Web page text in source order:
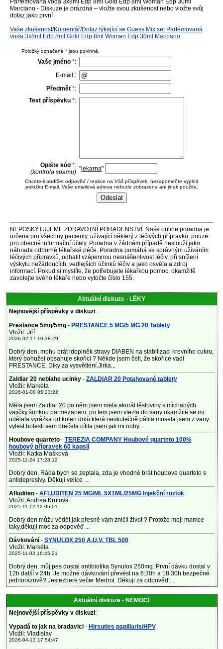
Parfémovaná voda 3x8ml Edp 8ml Gold Edp 8ml Woman Edp 30ml
Marciano - Diskuze je prázdná – vložte svou zkušenost nebo vložte svůj
dotaz jako první
Vaše zkušenost/Komentář/Dotaz týkající se Guess Mix set Parfémovaná
voda 3x8ml Edp 8ml Gold Edp 8ml Woman Edp 30ml Marciano
Položky označené * jsou povinné.
Vaše jméno *:
E-mail :
Předmět *:
Text příspěvku *:
Opište kód *:
(kontrola spamu) " lekarna"
Chcete-li obdržet odpověď / reakce na Váš příspěvek, nezapomeňte vyplnit
položku E-mail. Vaše emailová adresa nebude zobrazena ani jinak použita.
NEPOSKYTUJEME ZDRAVOTNÍ PORADENSTVÍ. Naše online poradna je
určena pro všechny pacienty, užívající některý z léčivých přípravků, pouze
pro obecné informační účely. Poradna v žádném případě neslouží jako
náhrada odborné lékařské péče. Poradna pomáhá se správným užíváním
léčivých přípravků, odhalit vzájemnou nesnášenlivost léčiv, při snížení
výskytu nežádoucích, vedlejších účinků léčiv a jako osvěta a zdroj
informací. Pokud si myslíte, že potřebujete lékařkou pomoc, okamžitě
zavolejte svého lékaře nebo vytočte číslo 155.
Aktuální diskuze - LÉKY
Nejnovější příspěvky v diskuzi:
Prestance 5mg/5mg- PRESTANCE 5 MG/5 MG 20 Tablety
Vložil: Jiří
2026-02-17 10:38:29
Dobrý den, mohu brát idoplněk stravy DIABEN na stabilizaci krevního cukru,
který bohužel obsahuje skořici ? Někde jsem četl, že skořice vadí
PRESTANCE. Díky za vysvětlení.Jirka...
Zaldiar 20 neblahe ucinky- ZALDIAR 20 Potahované tablety
Vložil: Markéta
2026-01-08 05:23:22
Měla jsem Zaldiar 20 po něm jsem mela akorát těstoviny s míchaných
vajíčky šunkou parmezanem, po tem jsem vlezla do vany okamžitě se mi
udělala vyrážka od kolen dolů která neskutečně pálila musela jsem z vany
vylest bolesti sem brečela cítila jsem jak mi nohy...
Houbove quarteto- TEREZIA COMPANY Houbové quarteto 100%
houbový přípravek 60 kapslí
Vložil: Katka Mašková
2025-11-24 17:28:12
Dobrý den, Ráda bych se zeptala, zda je vhodné brát houbove quarteto s
antidepresivy. Děkuji velice ...
Afluditen- AFLUDITEN 25 MG/ML 5X1ML/25MG Injekční roztok
Vložil: Andrea Krulová
2025-11-12 12:05:01
Dobrý den můžu vědět jak přesně vám zničil život ? Protože mojí mamce
taky,děkuji moc za odpověď ...
Dávkování - SYNULOX 250 A.U.V. TBL 500
Vložil: Markéta
2025-11-02 16:45:21
Dobrý den, můj pes dostal antibiotika Synulox 250mg. První dávku dostal v
12h další v 24h. Je možné dávkování převést na 6:30h a 18:30h bezpečné
jednorázově? Jestezbere večer Medrol. Děkuji za odpověď....
Aktuální diskuze - NEMOCI
Nejnovější příspěvky v diskuzi:
Vypadá to jak na bradavici - Hirsuties papillaris/HPV
Vložil: Vladislav
2026-04-13 17:54:47